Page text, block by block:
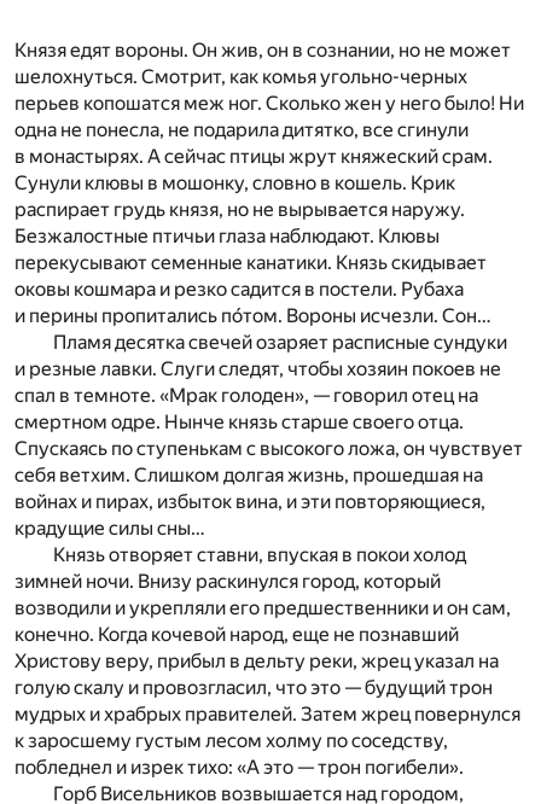
Князя едят вороны. Он жив, он в сознании, но не может
шелохнуться. Смотрит, как комья угольно-черных
перьев копошатся меж ног. Сколько жен у него было! Ни
одна не понесла, не подарила дитятко, все сгинули
в монастырях. А сейчас птицы жрут княжеский срам.
Сунули клювы в мошонку, словно в кошель. Крик
распирает грудь князя, но не вырывается наружу.
Безжалостные птичьи глаза наблюдают. Клювы
перекусывают семенные канатики. Князь скидывает
оковы кошмара и резко садится в постели. Рубаха
и перины пропитались по́том. Вороны исчезли. Сон…
Пламя десятка свечей озаряет расписные сундуки
и резные лавки. Слуги следят, чтобы хозяин покоев не
спал в темноте. «Мрак голоден», — говорил отец на
смертном одре. Нынче князь старше своего отца.
Спускаясь по ступенькам с высокого ложа, он чувствует
себя ветхим. Слишком долгая жизнь, прошедшая на
войнах и пирах, избыток вина, и эти повторяющиеся,
крадущие силы сны…
Князь отворяет ставни, впуская в покои холод
зимней ночи. Внизу раскинулся город, который
возводили и укрепляли его предшественники и он сам,
конечно. Когда кочевой народ, еще не познавший
Христову веру, прибыл в дельту реки, жрец указал на
голую скалу и провозгласил, что это — будущий трон
мудрых и храбрых правителей. Затем жрец повернулся
к заросшему густым лесом холму по соседству,
побледнел и изрек тихо: «А это — трон погибели».
Горб Висельников возвышается над городом,